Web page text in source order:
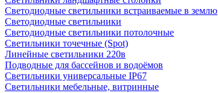
Светодиодные светильники встраиваемые в землю
Светодиодные светильники
Светодиодные светильники потолочные
Светильники точечные (Spot)
Линейные светильники 220в
Подводные для бассейнов и водоёмов
Светильники универсальные IP67
Светильники мебельные, витринные